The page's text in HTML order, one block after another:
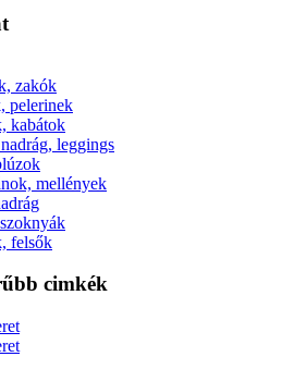
zakók
pelerinek
kabátok
leggings
mellények
felsők
cimkék